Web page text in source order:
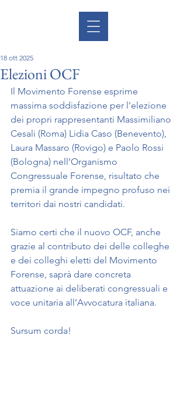
Elezioni OCF
18 ott 2025
Il Movimento Forense esprime
massima soddisfazione per l’elezione
dei propri rappresentanti Massimiliano
Cesali (Roma) Lidia Caso (Benevento),
Laura Massaro (Rovigo) e Paolo Rossi
(Bologna) nell’Organismo
Congressuale Forense, risultato che
premia il grande impegno profuso nei
territori dai nostri candidati.
Siamo certi che il nuovo OCF, anche
grazie al contributo dei delle colleghe
e dei colleghi eletti del Movimento
Forense, saprà dare concreta
attuazione ai deliberati congressuali e
voce unitaria all’Avvocatura italiana.
Sursum corda!